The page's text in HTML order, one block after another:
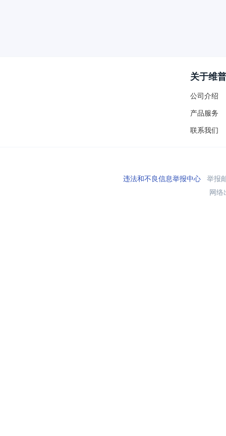
关于维普
公司介绍
产品服务
联系我们
违法和不良信息举报中心举报
网